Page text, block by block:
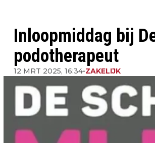
Inloopmiddag bij
podotherapeut
12 MRT 2025, 16:34•ZAKELIJK